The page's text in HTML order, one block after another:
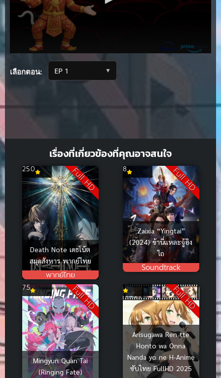
เลือกตอน: ▼
เรื่องที่เกี่ยวข้องที่คุณอาจสนใจ
Full HD
Death Note เดธโน้ต
สมุดสังหาร พากย์ไทย
พากย์ไทย
25.0 Full HD
Zaixia “Yingtai”
(2024) ข้านี่แหละจู้อิง
ไถ
Soundtrack
8
Full HD
Mingyun Quan Tai
(Ringing Fate)
7.5 Full HD
Arisugawa Ren tte
Honto wa Onna
Nanda yo ne H-Anime
ซับไทย FullHD 2025